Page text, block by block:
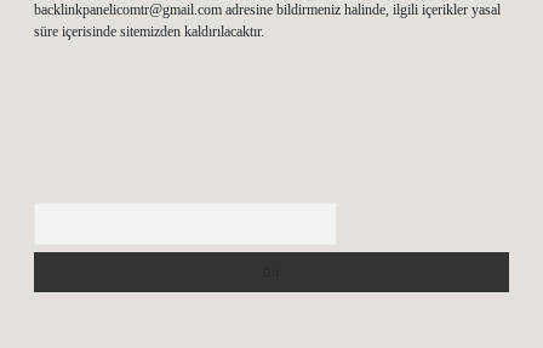
backlinkpanelicomtr@gmail.com adresine bildirmeniz halinde, ilgili içerikler yasal
süre içerisinde sitemizden kaldırılacaktır.